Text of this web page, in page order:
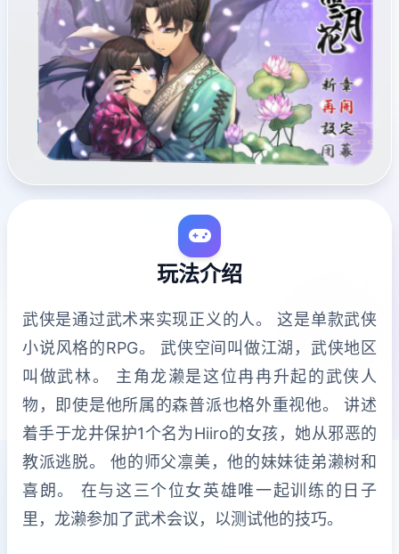
玩法介绍
武侠是通过武术来实现正义的人。 这是单款武侠
小说风格的RPG。 武侠空间叫做江湖，武侠地区
叫做武林。 主角龙濑是这位冉冉升起的武侠人
物，即使是他所属的森普派也格外重视他。 讲述
着手于龙井保护1个名为Hiiro的女孩，她从邪恶的
教派逃脱。 他的师父凛美，他的妹妹徒弟濑树和
喜朗。 在与这三个位女英雄唯一起训练的日子
里，龙濑参加了武术会议，以测试他的技巧。